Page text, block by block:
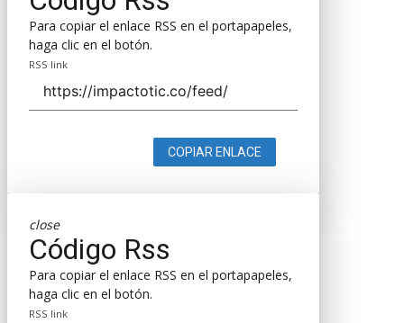
Para copiar el enlace RSS en el portapapeles,
haga clic en el botón.
RSS link
COPIAR ENLACE
close
Código Rss
Para copiar el enlace RSS en el portapapeles,
haga clic en el botón.
RSS link